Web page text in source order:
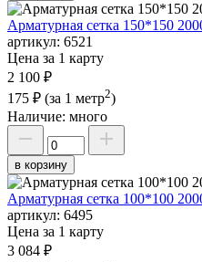
Арматурная сетка 150*150
артикул: 6521
Цена за 1 карту
2 100 ₽
175 ₽ (за 1 метр2)
Наличие: много
в корзину
Арматурная сетка 100*100
артикул: 6495
Цена за 1 карту
3 084 ₽